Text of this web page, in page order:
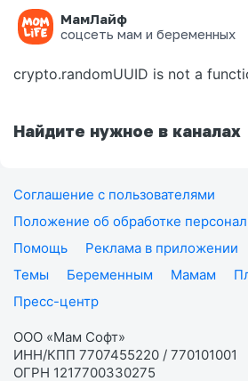
МамЛайф
соцсеть мам и беременных
Ошибка на странице
crypto.randomUUID is not a
Найдите нужное в каналах
Соглашение с пользователями
Положение об обработке
Помощь
Реклама в приложении
Темы
Беременным Мамам
Пресс-центр
ООО «Мам Софт»
ИНН/КПП 7707455220 / 770101001
ОГРН 1217700330275